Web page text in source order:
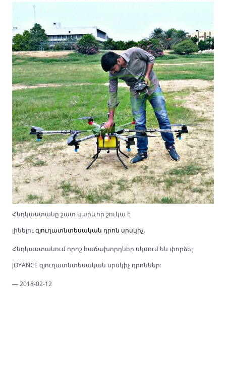
Հնդկաստանը շատ կարևոր շուկա է
լինելուգյուղատնտեսական դրոն սրսկիչ.
Հնդկաստանում որոշ հաճախորդներ սկսում են փորձել
JOYANCE գյուղատնտեսական սրսկիչ դրոններ:
— 2018-02-12